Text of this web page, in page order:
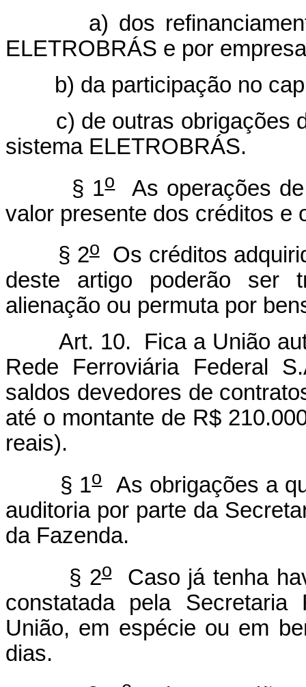
a) dos
ELETROBRÁS e por
b) da participação no
c) de outras obrigações
sistema ELETROBRÁS.
§ 1oAs operações de
valor presente dos créditos e
§ 2oOs créditos
deste artigo poderão ser
alienação ou permuta por
Art. 10. Fica a União
Rede Ferroviária Federal
saldos devedores de
até o montante de R$
reais).
§ 1oAs obrigações a
auditoria por parte da
da Fazenda.
§ 2oCaso já tenha
constatada pela
União, em espécie ou em
dias.